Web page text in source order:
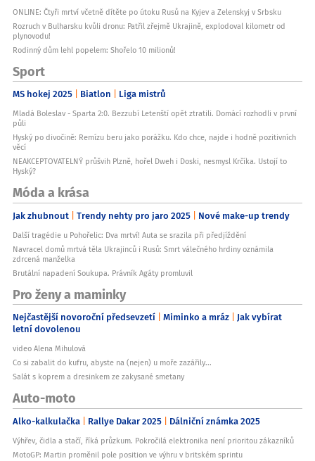
ONLINE: Čtyři mrtví včetně dítěte po útoku Rusů na Kyjev a Zelenskyj v Srbsku
Rozruch v Bulharsku kvůli dronu: Patřil zřejmě Ukrajině, explodoval kilometr od
plynovodu!
Rodinný dům lehl popelem: Shořelo 10 milionů!
Sport
MS hokej 2025 Biatlon Liga mistrů
Mladá Boleslav - Sparta 2:0. Bezzubí Letenští opět ztratili. Domácí rozhodli v první
půli
Hyský po divočině: Remízu beru jako porážku. Kdo chce, najde i hodně pozitivních
věcí
NEAKCEPTOVATELNÝ průšvih Plzně, hořel Dweh i Doski, nesmysl Krčíka. Ustojí to
Hyský?
Móda a krása
Jak zhubnout Trendy nehty pro jaro 2025 Nové make-up trendy
Další tragédie u Pohořelic: Dva mrtví! Auta se srazila při předjíždění
Navracel domů mrtvá těla Ukrajinců i Rusů: Smrt válečného hrdiny oznámila
zdrcená manželka
Brutální napadení Soukupa. Právník Agáty promluvil
Pro ženy a maminky
Nejčastější novoroční předsevzetí Miminko a mráz Jak vybírat
letní dovolenou
video Alena Mihulová
Co si zabalit do kufru, abyste na (nejen) u moře zazářily...
Salát s koprem a dresinkem ze zakysané smetany
Auto-moto
Alko-kalkulačka Rallye Dakar 2025 Dálniční známka 2025
Výhřev, čidla a stačí, říká průzkum. Pokročilá elektronika není prioritou zákazníků
MotoGP: Martin proměnil pole position ve výhru v britském sprintu